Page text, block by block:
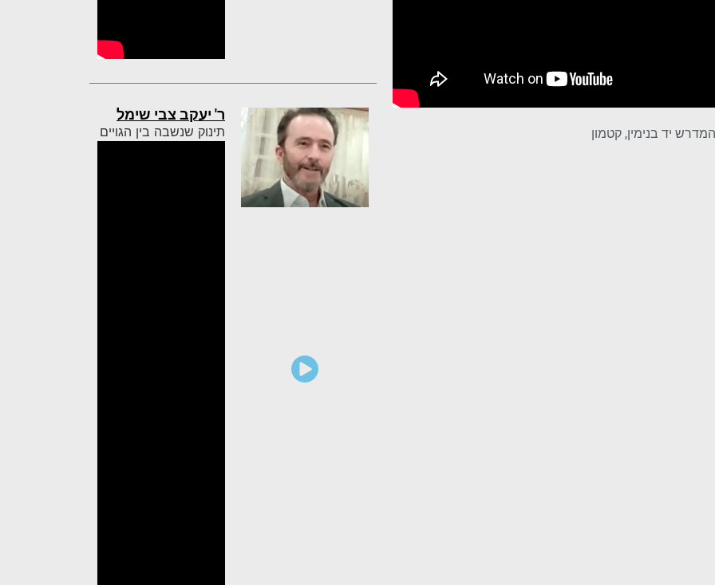
יד בנימין, קטמון
ר' יעקב צבי שימל
תינוק שנשבה בין הגויים